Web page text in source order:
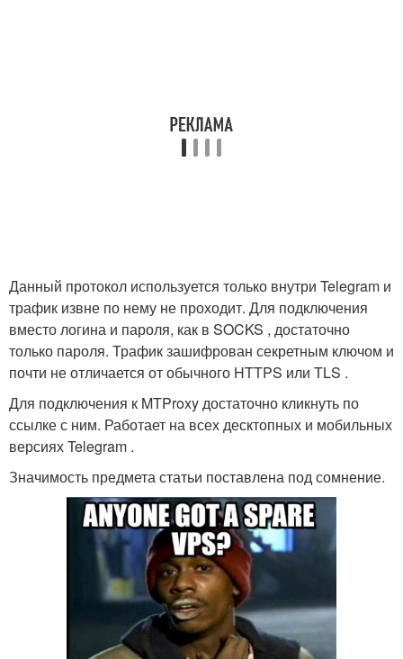
Данный протокол используется только внутри Telegram и
трафик извне по нему не проходит. Для подключения
вместо логина и пароля, как в SOCKS , достаточно
только пароля. Трафик зашифрован секретным ключом и
почти не отличается от обычного HTTPS или TLS .
Для подключения к MTProxy достаточно кликнуть по
ссылке с ним. Работает на всех десктопных и мобильных
версиях Telegram .
Значимость предмета статьи поставлена под сомнение.